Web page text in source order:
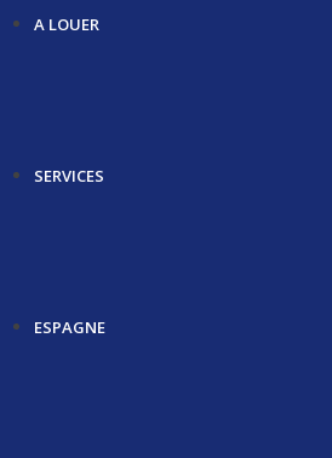
A LOUER
SERVICES
ESPAGNE